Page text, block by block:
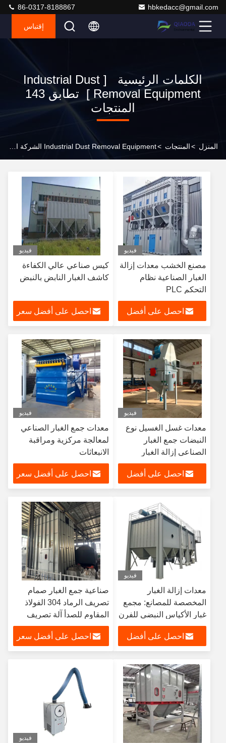
hbkedacc@gmail.com
86-0317-8188867
إقتباس
الكلمات الرئيسية [ Industrial Dust
Removal Equipment ] تطابق 143
المنتجات
المنزل >المنتجات >
فيديو
مصنع الخشب معدات إزالة
الغبار الصناعية نظام
التحكم PLC
احصل على أفضل
فيديو
كيس صناعي عالي الكفاءة
كاشف الغبار النابض بالنبض
احصل على أفضل سعر
فيديو
معدات غسل الغسيل نوع
النبضات جمع الغبار
الصناعي إزالة الغبار
الرطب
احصل على أفضل
فيديو
معدات جمع الغبار الصناعي
لمعالجة مركزية ومراقبة
الانبعاثات
احصل على أفضل سعر
فيديو
معدات إزالة الغبار
المخصصة للمصانع: مجمع
غبار الأكياس النبضي للفرن
الكهربائي الكبير
احصل على أفضل
صناعية جمع الغبار صمام
تصريف الرماد 304 الفولاذ
المقاوم للصدأ آلة تصريف
الدوار
احصل على أفضل سعر
فيديو